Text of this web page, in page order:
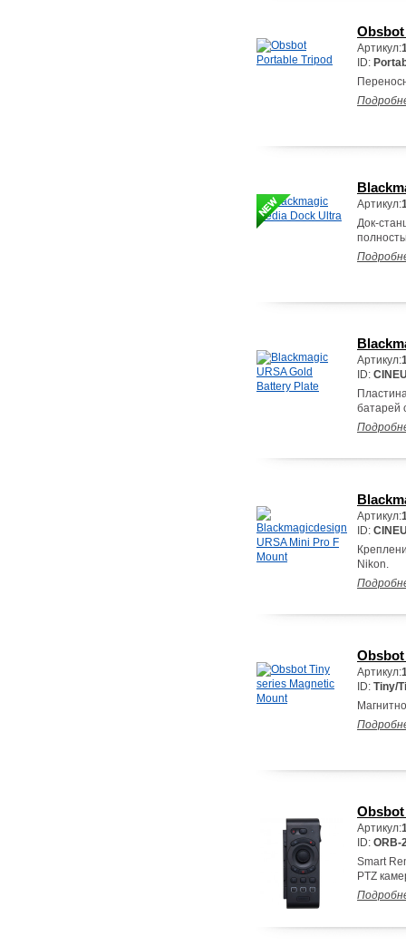
Артикул:
ID:
Артикул:
Док-
Артикул:
ID:
батарей
Артикул:
ID:
Nikon.
Артикул:
ID: Tiny/
Obsbot
Артикул:
ID: ORB-
Smart
PTZ